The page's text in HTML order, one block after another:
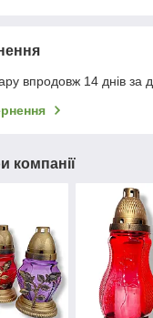
впродовж 14 днів за
компанії